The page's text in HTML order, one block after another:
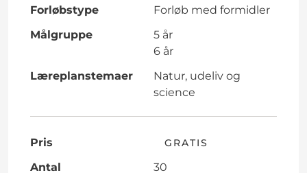
Forløbstype
Forløb med formidler
Målgruppe
5 år
6 år
Læreplanstemaer
Natur, udeliv og
science
Pris GRATIS
Antal 30